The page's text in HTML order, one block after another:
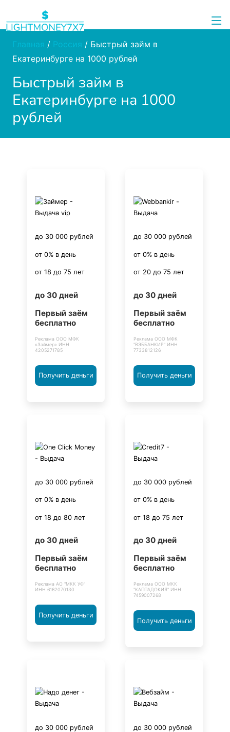
Главная / Россия / Быстрый займ в
Екатеринбурге на 1000 рублей
Быстрый займ в
Екатеринбурге на 1000
рублей
до 30 000 рублей
от 0% в день
от 18 до 75 лет
до 30 дней
Первый заём
бесплатно
Реклама ООО МФК
«Займер» ИНН
4205271785
Получить деньги
до 30 000 рублей
от 0% в день
от 20 до 75 лет
до 30 дней
Первый заём
бесплатно
Реклама ООО МФК
"ВЭББАНКИР" ИНН
7733812126
Получить деньги
до 30 000 рублей
от 0% в день
от 18 до 80 лет
до 30 дней
Первый заём
бесплатно
Реклама АО "МКК УФ"
ИНН 6162070130
Получить деньги
до 30 000 рублей
от 0% в день
от 18 до 75 лет
до 30 дней
Первый заём
бесплатно
Реклама ООО МКК
"КАППАДОКИЯ" ИНН
7459007268
Получить деньги
до 30 000 рублей до 30 000 рублей